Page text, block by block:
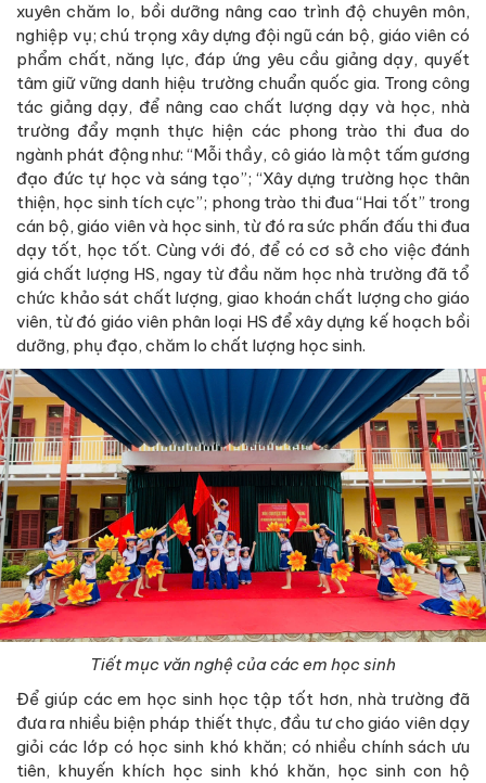
xuyên chăm lo, bồi dưỡng nâng cao trình độ chuyên môn,
nghiệp vụ; chú trọng xây dựng đội ngũ cán bộ, giáo viên có
phẩm chất, năng lực, đáp ứng yêu cầu giảng dạy, quyết
tâm giữ vững danh hiệu trường chuẩn quốc gia. Trong công
tác giảng dạy, để nâng cao chất lượng dạy và học, nhà
trường đẩy mạnh thực hiện các phong trào thi đua do
ngành phát động như: “Mỗi thầy, cô giáo là một tấm gương
đạo đức tự học và sáng tạo”; “Xây dựng trường học thân
thiện, học sinh tích cực”; phong trào thi đua “Hai tốt” trong
cán bộ, giáo viên và học sinh, từ đó ra sức phấn đấu thi đua
dạy tốt, học tốt. Cùng với đó, để có cơ sở cho việc đánh
giá chất lượng HS, ngay từ đầu năm học nhà trường đã tổ
chức khảo sát chất lượng, giao khoán chất lượng cho giáo
viên, từ đó giáo viên phân loại HS để xây dựng kế hoạch bồi
dưỡng, phụ đạo, chăm lo chất lượng học sinh.
Tiết mục văn nghệ của các em học sinh
Để giúp các em học sinh học tập tốt hơn, nhà trường đã
đưa ra nhiều biện pháp thiết thực, đầu tư cho giáo viên dạy
giỏi các lớp có học sinh khó khăn; có nhiều chính sách ưu
tiên, khuyến khích học sinh khó khăn, học sinh con hộ